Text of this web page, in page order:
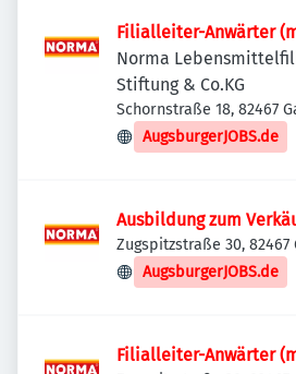
Filialleiter-Anwärter
Norma
Stiftung & Co.KG
Schornstraße 18, 82467
Partenkirchen,
AugsburgerJOBS.de
Ausbildung zum
Zugspitzstraße 30, 82467
Partenkirchen,
AugsburgerJOBS.de
Filialleiter-Anwärter